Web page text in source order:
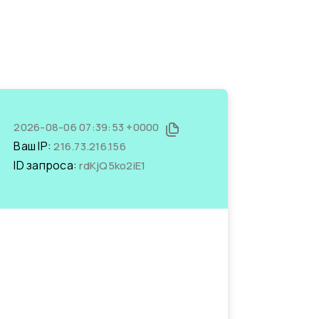
2026-08-06 07:39:53 +0000
Ваш IP:216.73.216.156
ID запроса:rdKjQ5ko2iE1